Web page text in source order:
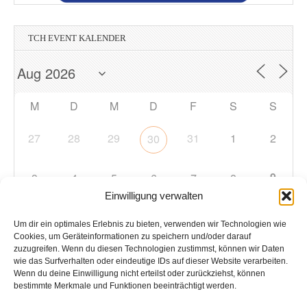
Einwilligung verwalten
Um dir ein optimales Erlebnis zu bieten, verwenden wir Technologien wie
Cookies, um Geräteinformationen zu speichern und/oder darauf
zuzugreifen. Wenn du diesen Technologien zustimmst, können wir Daten
wie das Surfverhalten oder eindeutige IDs auf dieser Website verarbeiten.
Wenn du deine Einwilligung nicht erteilst oder zurückziehst, können
bestimmte Merkmale und Funktionen beeinträchtigt werden.
TCH EVENT KALENDER
M D M D F S S
27 28 29 30 31 1 2
3 4 5 6 7 8 9
10 11 12 13 14 15
17 18 19 20 21 22 23